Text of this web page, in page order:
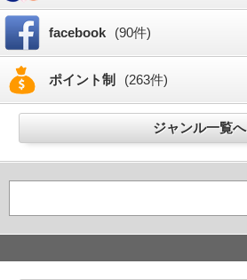
facebook (90件)
ポイント制 (263件)
ジャンル一覧へ